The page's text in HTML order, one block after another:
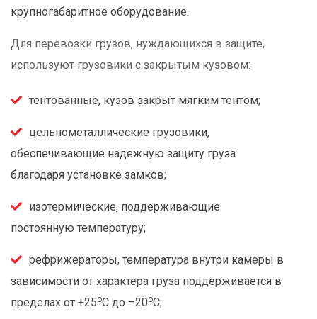
крупногабаритное оборудование.
Для перевозки грузов, нуждающихся в защите,
используют грузовики с закрытым кузовом:
тентованные, кузов закрыт мягким тентом;
цельнометаллические грузовики,
обеспечивающие надежную защиту груза
благодаря установке замков;
изотермические, поддерживающие
постоянную температуру;
рефрижераторы, температура внутри камеры в
зависимости от характера груза поддерживается в
пределах от +25оС до –20оС;